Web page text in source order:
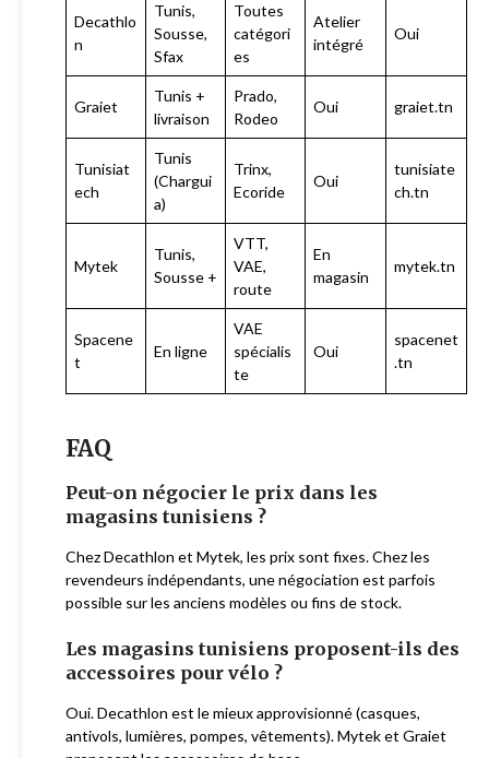
Decathlo
n
Tunis,
Sousse,
Sfax
Toutes
catégori
es
Atelier
intégré
Oui
Graiet
Tunis +
livraison
Prado,
Rodeo
Oui graiet.tn
Tunisiat
ech
Tunis
(Chargui
a)
Trinx,
Ecoride
Oui
tunisiate
ch.tn
Mytek
Tunis,
Sousse +
VTT,
VAE,
route
En
magasin
mytek.tn
Spacene
t
En ligne
VAE
spécialis
te
Oui
spacenet
.tn
FAQ
Peut-on négocier le prix dans les
magasins tunisiens ?
Chez Decathlon et Mytek, les prix sont fixes. Chez les
revendeurs indépendants, une négociation est parfois
possible sur les anciens modèles ou fins de stock.
Les magasins tunisiens proposent-ils des
accessoires pour vélo ?
Oui. Decathlon est le mieux approvisionné (casques,
antivols, lumières, pompes, vêtements). Mytek et Graiet